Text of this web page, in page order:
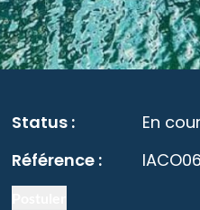
Status :
En
Référence :